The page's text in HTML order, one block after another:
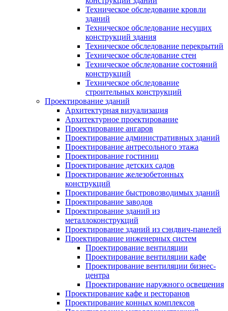
Техническое обследование кровли
зданий
Техническое обследование несущих
конструкций здания
Техническое обследование перекрытий
Техническое обследование стен
Техническое обследование состояний
конструкций
Техническое обследование
строительных конструкций
Проектирование зданий
Архитектурная визуализация
Архитектурное проектирование
Проектирование ангаров
Проектирование административных зданий
Проектирование антресольного этажа
Проектирование гостиниц
Проектирование детских садов
Проектирование железобетонных
конструкций
Проектирование быстровозводимых зданий
Проектирование заводов
Проектирование зданий из
металлоконструкций
Проектирование зданий из сэндвич-панелей
Проектирование инженерных систем
Проектирование вентиляции
Проектирование вентиляции кафе
Проектирование вентиляции бизнес-
центра
Проектирование наружного освещения
Проектирование кафе и ресторанов
Проектирование конных комплексов